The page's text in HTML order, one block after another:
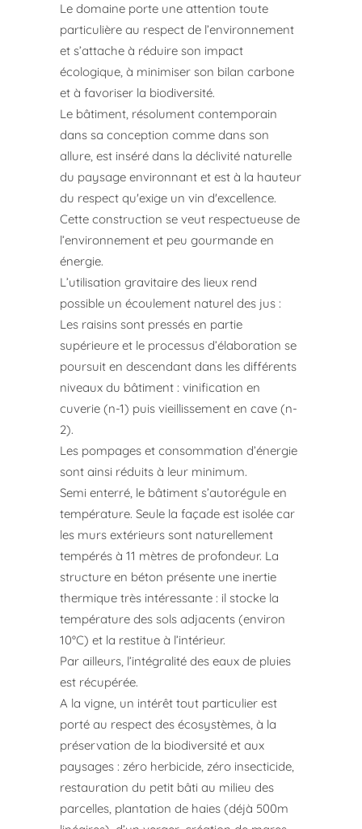
Le domaine porte une attention toute
particulière au respect de l’environnement
et s’attache à réduire son impact
écologique, à minimiser son bilan carbone
et à favoriser la biodiversité.
Le bâtiment, résolument contemporain
dans sa conception comme dans son
allure, est inséré dans la déclivité naturelle
du paysage environnant et est à la hauteur
du respect qu'exige un vin d'excellence.
Cette construction se veut respectueuse de
l’environnement et peu gourmande en
énergie.
L’utilisation gravitaire des lieux rend
possible un écoulement naturel des jus :
Les raisins sont pressés en partie
supérieure et le processus d’élaboration se
poursuit en descendant dans les différents
niveaux du bâtiment : vinification en
cuverie (n-1) puis vieillissement en cave (n-
2).
Les pompages et consommation d’énergie
sont ainsi réduits à leur minimum.
Semi enterré, le bâtiment s’autorégule en
température. Seule la façade est isolée car
les murs extérieurs sont naturellement
tempérés à 11 mètres de profondeur. La
structure en béton présente une inertie
thermique très intéressante : il stocke la
température des sols adjacents (environ
10°C) et la restitue à l’intérieur.
Par ailleurs, l’intégralité des eaux de pluies
est récupérée.
A la vigne, un intérêt tout particulier est
porté au respect des écosystèmes, à la
préservation de la biodiversité et aux
paysages : zéro herbicide, zéro insecticide,
restauration du petit bâti au milieu des
parcelles, plantation de haies (déjà 500m